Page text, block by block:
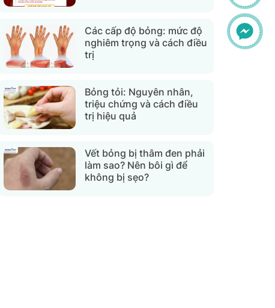
Các cấp độ bỏng: mức độ
nghiêm trọng và cách điều
trị
Bỏng tỏi: Nguyên nhân,
triệu chứng và cách điều
trị hiệu quả
Vết bỏng bị thâm đen phải
làm sao? Nên bôi gì để
không bị sẹo?